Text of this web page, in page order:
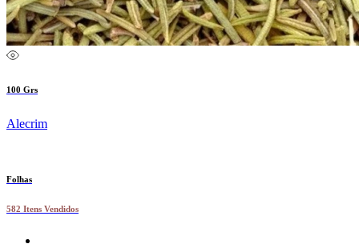
100 Grs
Alecrim
Folhas
582 Itens Vendidos